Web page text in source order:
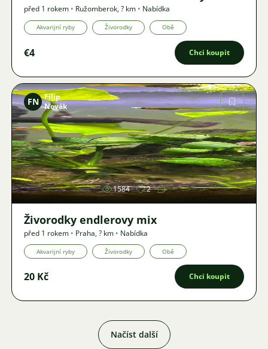
před 1 rokem • Ružomberok,? km • Nabídka
Akvarijní ryby Živorodky Obě
€4 Chci koupit
Obrázek
FN Filip
Novák
1584 2
Živorodky endlerovy mix
před 1 rokem • Praha,? km • Nabídka
Akvarijní ryby Živorodky Obě
20 Kč Chci koupit
Načíst další